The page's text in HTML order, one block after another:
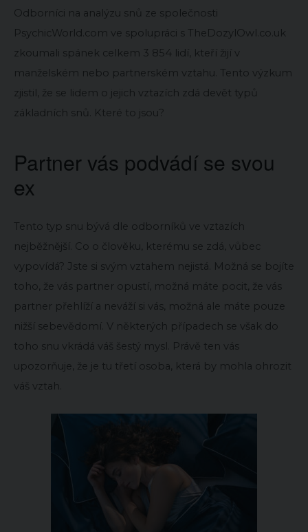
Odborníci na analýzu snů ze společnosti
PsychicWorld.com ve spolupráci s TheDozylOwl.co.uk
zkoumali spánek celkem 3 854 lidí, kteří žijí v
manželském nebo partnerském vztahu. Tento výzkum
zjistil, že se lidem o jejich vztazích zdá devět typů
základních snů. Které to jsou?
Partner vás podvádí se svou
ex
Tento typ snu bývá dle odborníků ve vztazích
nejběžnější. Co o člověku, kterému se zdá, vůbec
vypovídá? Jste si svým vztahem nejistá. Možná se bojíte
toho, že vás partner opustí, možná máte pocit, že vás
partner přehlíží a neváží si vás, možná ale máte pouze
nižší sebevědomí. V některých případech se však do
toho snu vkrádá váš šestý mysl. Právě ten vás
upozorňuje, že je tu třetí osoba, která by mohla ohrozit
váš vztah.